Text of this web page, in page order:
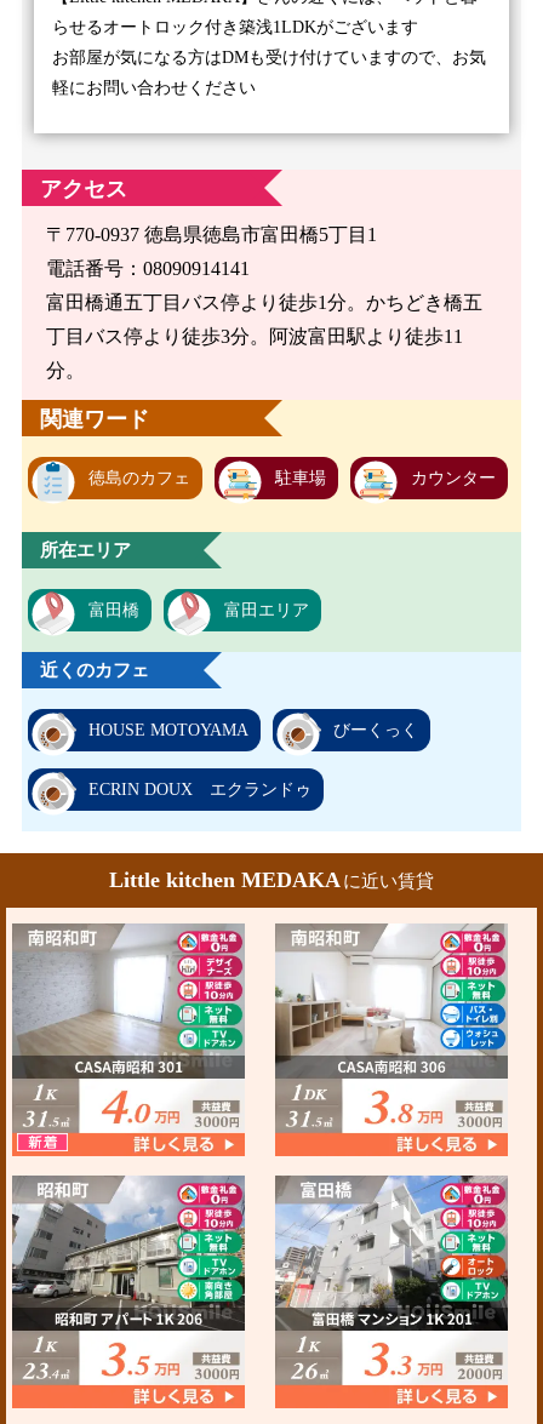
らせるオートロック付き築浅1LDKがございます
お部屋が気になる方はDMも受け付けていますので、お気
軽にお問い合わせください
アクセス
〒770-0937 徳島県徳島市富田橋5丁目1
電話番号：08090914141
富田橋通五丁目バス停より徒歩1分。かちどき橋五
丁目バス停より徒歩3分。阿波富田駅より徒歩11
分。
関連ワード
徳島のカフェ 駐車場 カウンター
所在エリア
富田橋 富田エリア
近くのカフェ
HOUSE MOTOYAMA びーくっく
ECRIN DOUX エクランドゥ
Little kitchen MEDAKA に近い賃貸